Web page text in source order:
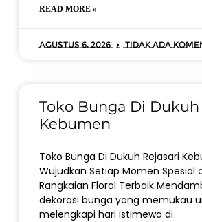
READ MORE »
Agustus 6, 2026 Tidak ada
Toko Bunga Di Dukuh
Kebumen
Toko Bunga Di Dukuh Rejasari
Wujudkan Setiap Momen Spesial
Rangkaian Floral Terbaik
dekorasi bunga yang memukau
melengkapi hari istimewa di